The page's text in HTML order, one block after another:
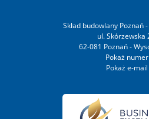
Skład budowlany Poznań
ul. Skórzewska
62-081 Poznań -